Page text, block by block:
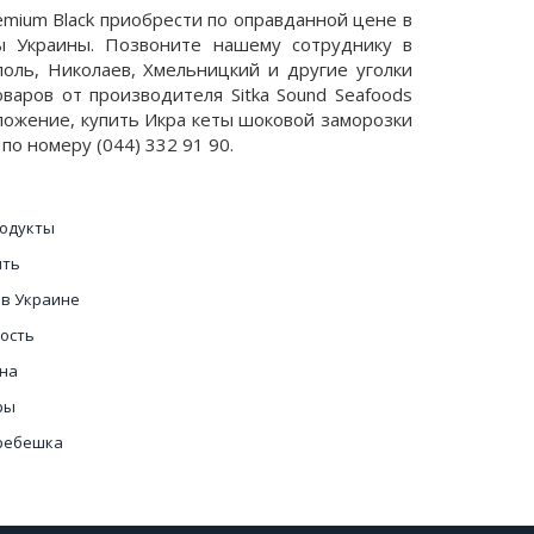
Black приобрести по оправданной цене в
Украины. Позвоните нашему сотруднику в
Николаев, Хмельницкий и другие уголки
от производителя Sitka Sound Seafoods
купить Икра кеты шоковой заморозки
по номеру (044) 332 91 90.
Украине